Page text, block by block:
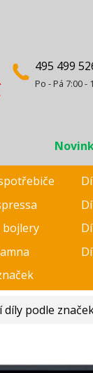
495 499
Po - Pá 7:00 -
bojlery
díly podle